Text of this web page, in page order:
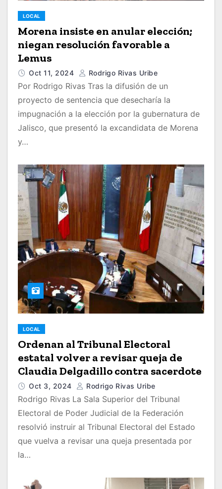
LOCAL
Morena insiste en anular elección;
niegan resolución favorable a
Lemus
Oct 11, 2024 Rodrigo Rivas Uribe
Por Rodrigo Rivas Tras la difusión de un
proyecto de sentencia que desecharía la
impugnación a la elección por la gubernatura de
Jalisco, que presentó la excandidata de Morena
y…
LOCAL
Ordenan al Tribunal Electoral
estatal volver a revisar queja de
Claudia Delgadillo contra sacerdote
Oct 3, 2024 Rodrigo Rivas Uribe
Rodrigo Rivas La Sala Superior del Tribunal
Electoral de Poder Judicial de la Federación
resolvió instruir al Tribunal Electoral del Estado
que vuelva a revisar una queja presentada por
la…